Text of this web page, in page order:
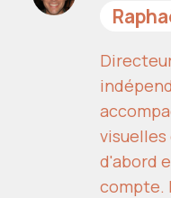
visuelles
d'abord
compte.